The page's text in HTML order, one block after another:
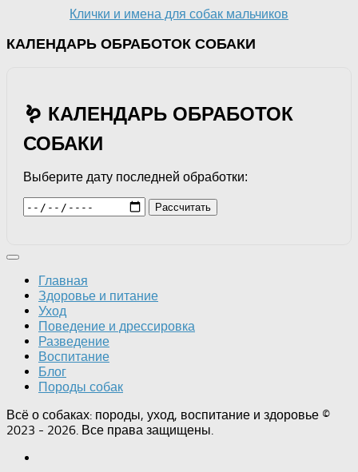
Клички и имена для собак мальчиков
КАЛЕНДАРЬ ОБРАБОТОК СОБАКИ
🪱 КАЛЕНДАРЬ ОБРАБОТОК
СОБАКИ
Выберите дату последней обработки:
Рассчитать
Главная
Здоровье и питание
Уход
Поведение и дрессировка
Разведение
Воспитание
Блог
Породы собак
Всё о собаках: породы, уход, воспитание и здоровье ©
2023 - 2026. Все права защищены.